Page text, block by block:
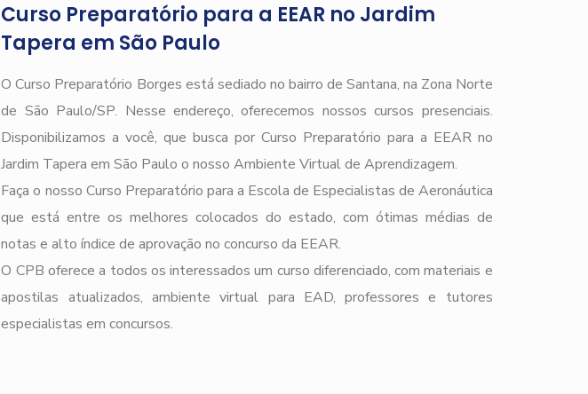
Curso Preparatório para a EEAR no Jardim
Tapera em São Paulo
O Curso Preparatório Borges está sediado no bairro de Santana, na Zona Norte
de São Paulo/SP. Nesse endereço, oferecemos nossos cursos presenciais.
Disponibilizamos a você, que busca por Curso Preparatório para a EEAR no
Jardim Tapera em São Paulo o nosso Ambiente Virtual de Aprendizagem.
Faça o nosso Curso Preparatório para a Escola de Especialistas de Aeronáutica
que está entre os melhores colocados do estado, com ótimas médias de
notas e alto índice de aprovação no concurso da EEAR.
O CPB oferece a todos os interessados um curso diferenciado, com materiais e
apostilas atualizados, ambiente virtual para EAD, professores e tutores
especialistas em concursos.